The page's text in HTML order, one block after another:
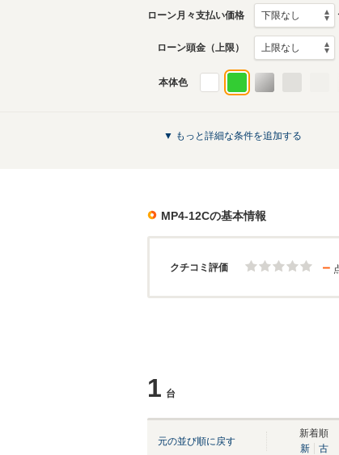
ローン月々支払い価格
ローン頭金（上限）
本体色
▼ もっと詳細な条件を追加する
MP4-12Cの基本情報
クチコミ評価 －
1 台
元の並び順に戻す
新着順
新
古